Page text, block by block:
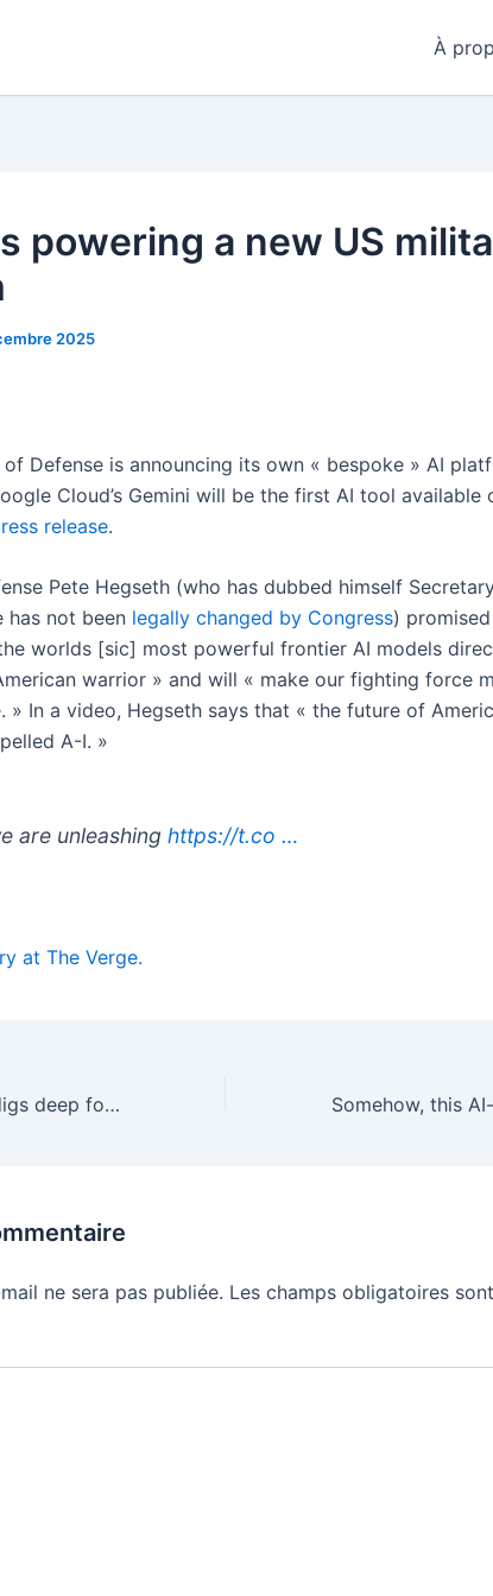
À
powering a new US
2025
Defense is announcing its own « bespoke » AI
Cloud’s Gemini will be the first AI tool available
release.
Pete Hegseth (who has dubbed himself
has not been legally changed by Congress)
worlds [sic] most powerful frontier AI models
warrior » and will « make our fighting force
» In a video, Hegseth says that « the future of
A-I. »
are unleashinghttps://t.co …
at The Verge.
Wake Up Dead Man digs deep for a darker, more powerful Knives Out
ne sera pas publiée. Les champs obligatoires